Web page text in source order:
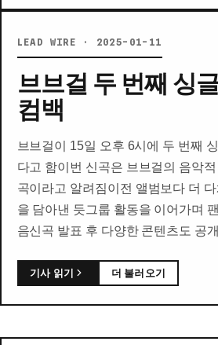
LEAD WIRE · 2025-01-11
브브걸 두 번째 싱
컴백
브브걸이 15일 오후 6시에 두 번째
다고 함이번 신곡은 브브걸의 음악
곡이라고 알려짐이전 앨범보다 더
을 담아낸 듯그룹 활동을 이어가며
음신곡 발표 후 다양한 콘텐츠도 공
기사 읽기 더 불러오기